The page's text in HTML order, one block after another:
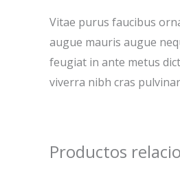
Vitae purus faucibus
augue mauris augue
feugiat in ante metus
viverra nibh cras
Productos